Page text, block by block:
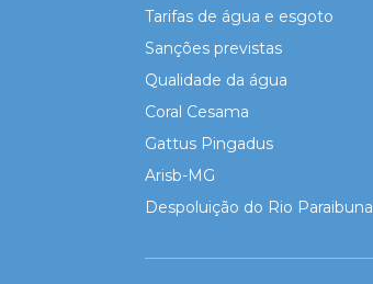
Tarifas de água e esgoto
Sanções previstas
Qualidade da água
Coral Cesama
Gattus Pingadus
Arisb-MG
Despoluição do Rio Paraibuna